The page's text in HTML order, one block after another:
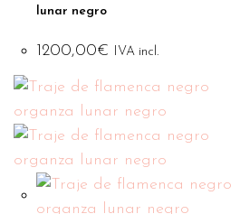
lunar negro
1200,00€ IVA incl.